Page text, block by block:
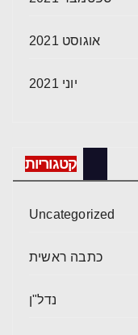
אוגוסט 2021
יוני 2021
קטגוריות
Uncategorized
כתבה ראשית
נדל"ן